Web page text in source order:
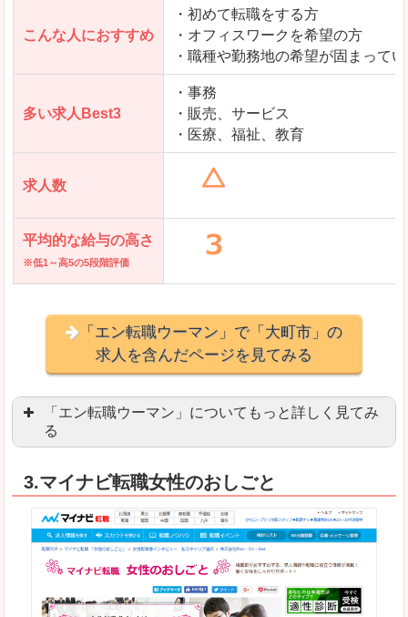
「とらばーゆ」で「大町市」の
求人を含んだページを見てみる
こんな人におすすめ
・初めて転職をする方
・オフィスワークを希望の方
・職種や勤務地の希望が固まって
多い求人Best3
・事務
・販売、サービス
・医療、福祉、教育
求人数
平均的な給与の高さ
※低1～高5の5段階評価
「エン転職ウーマン」で「大町市」の
求人を含んだページを見てみる
「エン転職ウーマン」についてもっと詳しく見てみ
る
良いところ
職種や勤務地など、すでに次のお仕事がイメージ
転職Q＆Aやノウハウが豊富なうえ、面接サポー
求人の掲載数が少ないです。
3.マイナビ転職女性のおしごと